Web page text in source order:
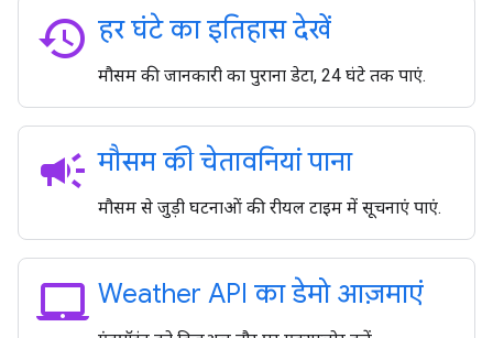
history हर घंटे का इतिहास देखें
मौसम की जानकारी का पुराना डेटा, 24 घंटे तक पाएं.
campaign मौसम की चेतावनियां पाना
मौसम से जुड़ी घटनाओं की रीयल टाइम में सूचनाएं पाएं.
laptop_mac Weather API का डेमो आज़माएं